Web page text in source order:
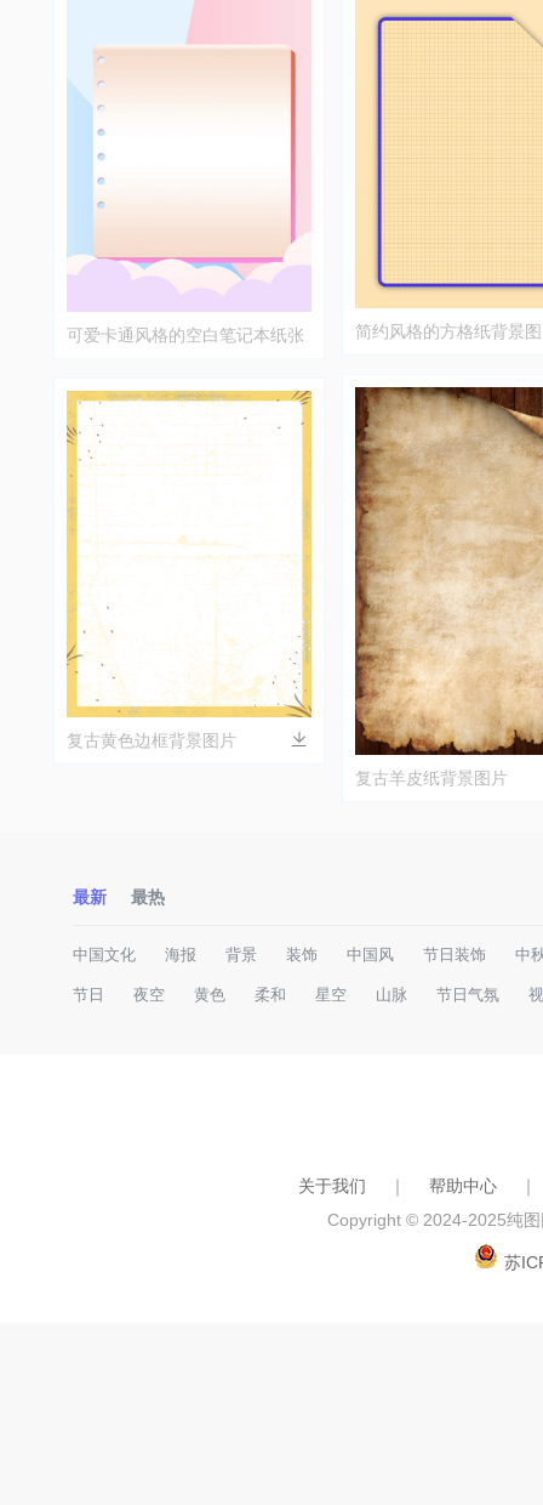
可爱卡通风格的空白笔记本纸张
复古黄色边框背景图片
简约风格的方格纸背景
复古羊皮纸背景图片
最新 最热
中国文化 海报 背景 装饰 中国风 节日装饰 中
节日 夜空 黄色 柔和 星空 山脉 节日气氛
关于我们 ｜ 帮助中心
｜
Copyright © 2024-2025纯
苏